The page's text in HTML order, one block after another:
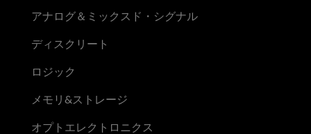
アナログ＆ミックスド・シグナル
ディスクリート
ロジック
メモリ&ストレージ
オプトエレクトロニクス